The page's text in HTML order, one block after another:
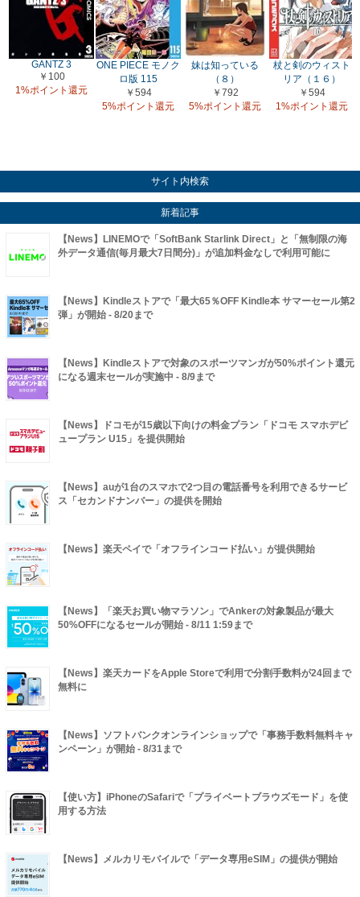
GANTZ 3
￥100
1%ポイント還元
ONE PIECE モノク
ロ版 115
￥594
5%ポイント還元
妹は知っている
（８）
￥792
5%ポイント還元
杖と剣のウィスト
リア（１６）
￥594
1%ポイント還元
サイト内検索
新着記事
【News】LINEMOで「SoftBank Starlink Direct」と「無制限の海
外データ通信(毎月最大7日間分)」が追加料金なしで利用可能に
【News】Kindleストアで「最大65％OFF Kindle本 サマーセール第2
弾」が開始 - 8/20まで
【News】Kindleストアで対象のスポーツマンガが50%ポイント還元
になる週末セールが実施中 - 8/9まで
【News】ドコモが15歳以下向けの料金プラン「ドコモ スマホデビ
ュープラン U15」を提供開始
【News】auが1台のスマホで2つ目の電話番号を利用できるサービ
ス「セカンドナンバー」の提供を開始
【News】楽天ペイで「オフラインコード払い」が提供開始
【News】「楽天お買い物マラソン」でAnkerの対象製品が最大
50%OFFになるセールが開始 - 8/11 1:59まで
【News】楽天カードをApple Storeで利用で分割手数料が24回まで
無料に
【News】ソフトバンクオンラインショップで「事務手数料無料キャ
ンペーン」が開始 - 8/31まで
【使い方】iPhoneのSafariで「プライベートブラウズモード」を使
用する方法
【News】メルカリモバイルで「データ専用eSIM」の提供が開始